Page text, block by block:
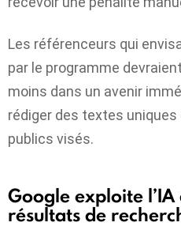
Les référenceurs qui
par le programme
moins dans un avenir
rédiger des textes
publics visés.
Google exploite
résultats de